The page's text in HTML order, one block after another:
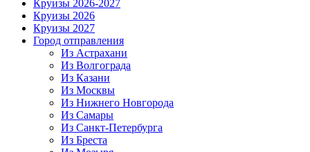
Круизы 2026-2027
Круизы 2026
Круизы 2027
Город отправления
Из Астрахани
Из Волгограда
Из Казани
Из Москвы
Из Нижнего Новгорода
Из Самары
Из Санкт-Петербурга
Из Бреста